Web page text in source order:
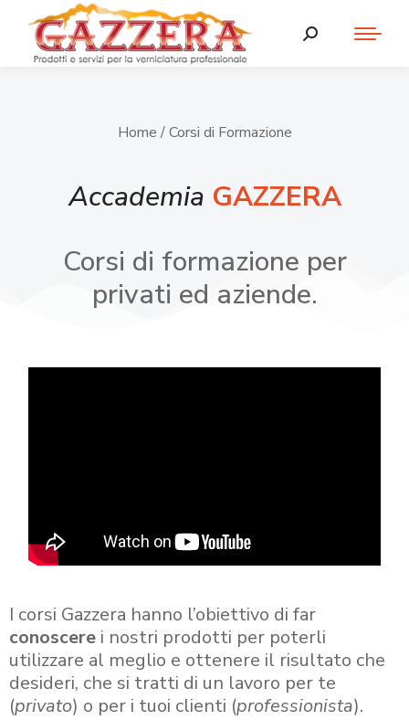
Home / Corsi di Formazione
Accademia GAZZERA
Corsi di formazione per
privati ed aziende.
I corsi Gazzera hanno l’obiettivo di far
conoscere i nostri prodotti per poterli
utilizzare al meglio e ottenere il risultato che
desideri, che si tratti di un lavoro per te
(privato) o per i tuoi clienti (professionista).